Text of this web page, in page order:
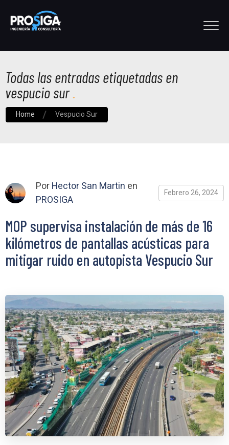
Todas las entradas etiquetadas en
vespucio sur
Home Vespucio Sur
PorHector San Martin en
PROSIGA
Febrero 26, 2024
MOP supervisa instalación de más de 16
kilómetros de pantallas acústicas para
mitigar ruido en autopista Vespucio Sur